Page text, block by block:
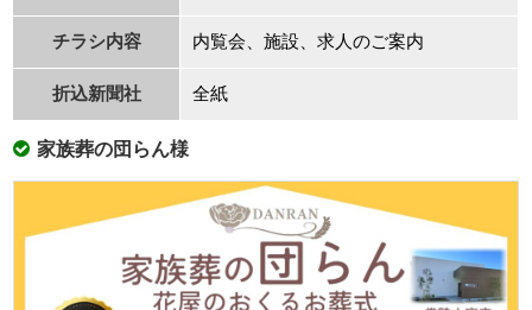
チラシ内容 内覧会、施設、求⼈のご案内
折込新聞社 全紙
家族葬の団らん様